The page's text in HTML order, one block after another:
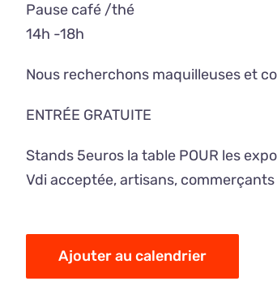
Pause café /thé
14h -18h
Nous recherchons maquilleuses et
ENTRÉE GRATUITE
Stands 5euros la table POUR les
Vdi acceptée, artisans, commerçants
Ajouter au calendrier